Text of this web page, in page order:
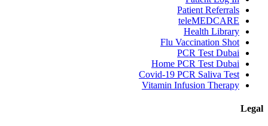
Patient Referrals
teleMEDCARE
Health Library
Flu Vaccination Shot
PCR Test Dubai
Home PCR Test Dubai
Covid-19 PCR Saliva Test
Vitamin Infusion Therapy
Legal